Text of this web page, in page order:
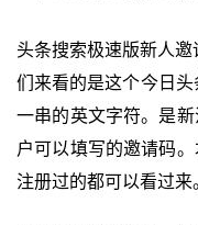
头条搜索极速版新人
们来看的是这个今日
一串的英文字符。是
户可以填写的邀请码
注册过的都可以看过来